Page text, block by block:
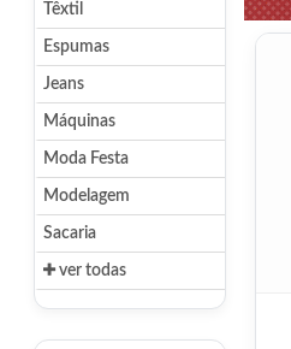
Têxtil
Espumas
Jeans
Máquinas
Moda Festa
Modelagem
Sacaria
ver todas